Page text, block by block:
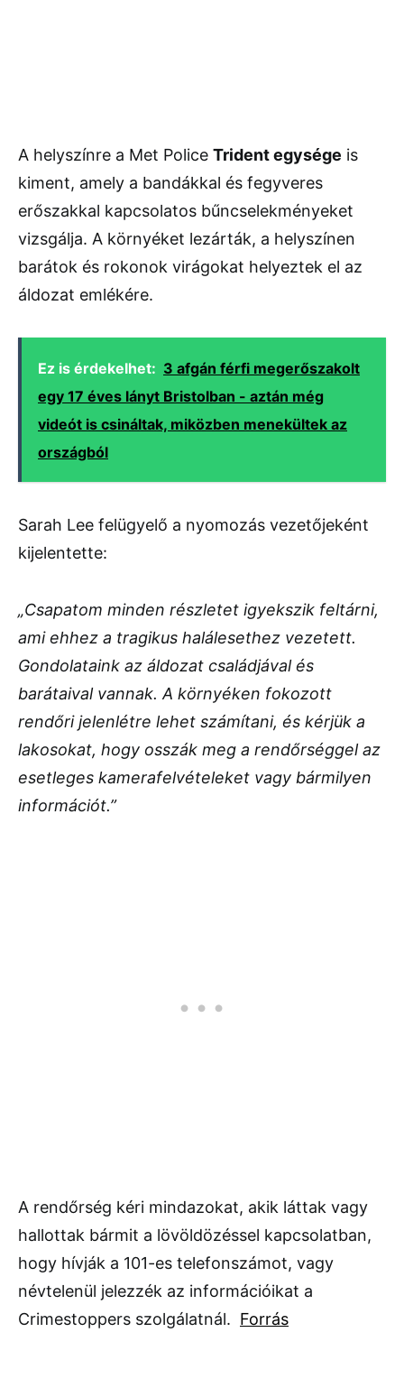
A helyszínre a Met Police Trident egysége is
kiment, amely a bandákkal és fegyveres
erőszakkal kapcsolatos bűncselekményeket
vizsgálja. A környéket lezárták, a helyszínen
barátok és rokonok virágokat helyeztek el az
áldozat emlékére.
Ez is érdekelhet: 3 afgán férfi megerőszakolt
egy 17 éves lányt Bristolban - aztán még
videót is csináltak, miközben menekültek az
országból
Sarah Lee felügyelő a nyomozás vezetőjeként
kijelentette:
„Csapatom minden részletet igyekszik feltárni,
ami ehhez a tragikus halálesethez vezetett.
Gondolataink az áldozat családjával és
barátaival vannak. A környéken fokozott
rendőri jelenlétre lehet számítani, és kérjük a
lakosokat, hogy osszák meg a rendőrséggel az
esetleges kamerafelvételeket vagy bármilyen
információt.”
A rendőrség kéri mindazokat, akik láttak vagy
hallottak bármit a lövöldözéssel kapcsolatban,
hogy hívják a 101-es telefonszámot, vagy
névtelenül jelezzék az információikat a
Crimestoppers szolgálatnál. Forrás